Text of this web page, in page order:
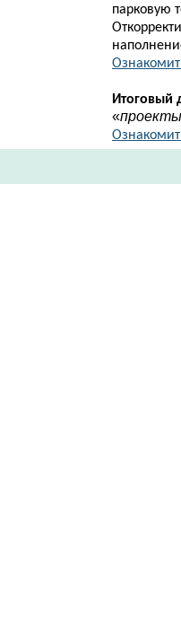
парковую
Итоговый
«проекты